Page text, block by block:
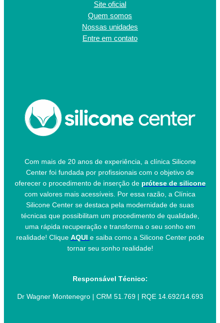
Site oficial
Quem somos
Nossas unidades
Entre em contato
Com mais de 20 anos de experiência, a clínica Silicone
Center foi fundada por profissionais com o objetivo de
oferecer o procedimento de inserção de prótese de silicone
com valores mais acessíveis. Por essa razão, a Clínica
Silicone Center se destaca pela modernidade de suas
técnicas que possibilitam um procedimento de qualidade,
uma rápida recuperação e transforma o seu sonho em
realidade! Clique AQUI e saiba como a Silicone Center pode
tornar seu sonho realidade!
Responsável Técnico:
Dr Wagner Montenegro | CRM 51.769 | RQE 14.692/14.693